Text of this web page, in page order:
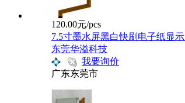
120.00元/pcs
7.5寸墨水屏黑白快刷电子纸显
东莞华溢科技
我要询价
广东东莞市